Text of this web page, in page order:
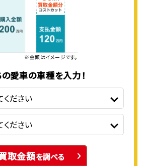
※金額はイメージです。
愛車の車種を入力！
取金額を調べる